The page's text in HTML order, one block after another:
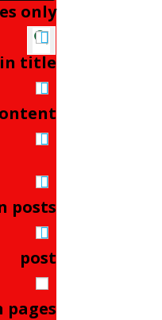
only
in title
posts
post
pages